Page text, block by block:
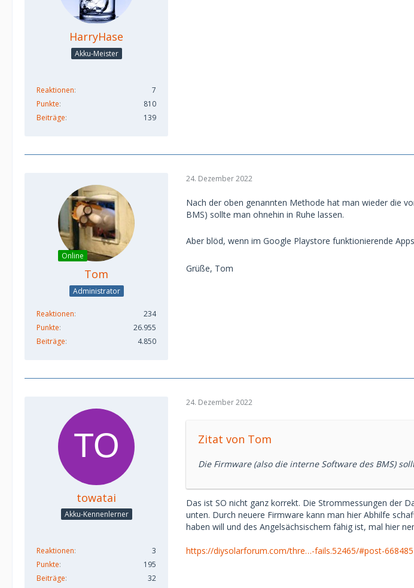
HarryHase
Akku-Meister
Reaktionen
7
Punkte
810
Beiträge
139
Online
Tom
Administrator
Reaktionen
234
Punkte
26.955
Beiträge
4.850
24. Dezember 2022
Nach der oben genannten Methode hat man wieder die
BMS) sollte man ohnehin in Ruhe lassen.
Aber blöd, wenn im Google Playstore funktionierende
Grüße, Tom
towatai
Akku-Kennenlerner
Reaktionen
3
Punkte
195
Beiträge
32
24. Dezember 2022
Zitat von Tom
Die Firmware (also die interne Software des BMS)
Das ist SO nicht ganz korrekt. Die Strommessungen der
unten. Durch neuere Firmware kann man hier Abhilfe
haben will und des Angelsächsischem fähig ist, mal hier
https://diysolarforum.com/thre…-fails.52465/#post-668485